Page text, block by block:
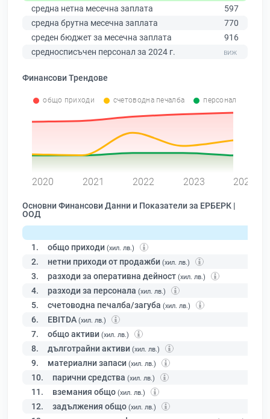
средна нетна месечна заплата
597
средна брутна месечна заплата
770
среден бюджет за месечна заплата
916
средносписъчен персонал за 2024 г.
Финансови Трендове
общо приходи счетоводна печалба персонал
2020 2021 2022 2023 2024
Основни Финансови Данни и Показатели за ЕРБЕРК |
ООД
1. общо приходи (хил. лв.)
2. нетни приходи от продажби (хил. лв.)
3. разходи за оперативна дейност (хил. лв.)
4. разходи за персонала (хил. лв.)
5. счетоводна печалба/загуба (хил. лв.)
6. EBITDA (хил. лв.)
7. общо активи (хил. лв.)
8. дълготрайни активи (хил. лв.)
9. материални запаси (хил. лв.)
10. парични средства (хил. лв.)
11. вземания общо (хил. лв.)
12. задължения общо (хил. лв.)